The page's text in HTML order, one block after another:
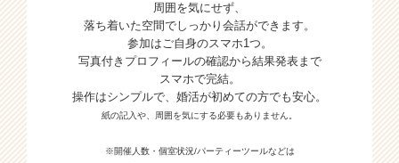
周囲を気にせず、
落ち着いた空間でしっかり会話ができます。
参加はご自身のスマホ1つ。
写真付きプロフィールの確認から結果発表まで
スマホで完結。
操作はシンプルで、婚活が初めての方でも安心。
紙の記入や、周囲を気にする必要もありません。
※開催人数・個室状況/パーティーツールなどは